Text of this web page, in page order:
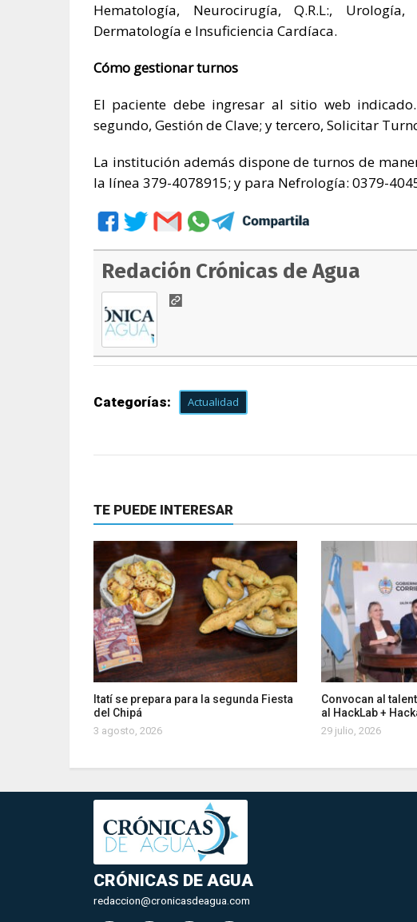
Hematología, Neurocirugía, Q.R.L:,
Dermatología e Insuficiencia Cardíaca.
Cómo gestionar turnos
El paciente debe ingresar al sitio web
segundo, Gestión de Clave; y tercero, Solicitar
La institución además dispone de turnos de
la línea 379-4078915; y para Nefrología: 0379-
Redación Crónicas de Agua
Categorías: Actualidad
TE PUEDE INTERESAR
Itatí se prepara para la segunda Fiesta
del Chipá
3 agosto, 2026
Convocan al
al HackLab +
29 julio, 2026
CRÓNICAS DE AGUA
redaccion@cronicasdeagua.com